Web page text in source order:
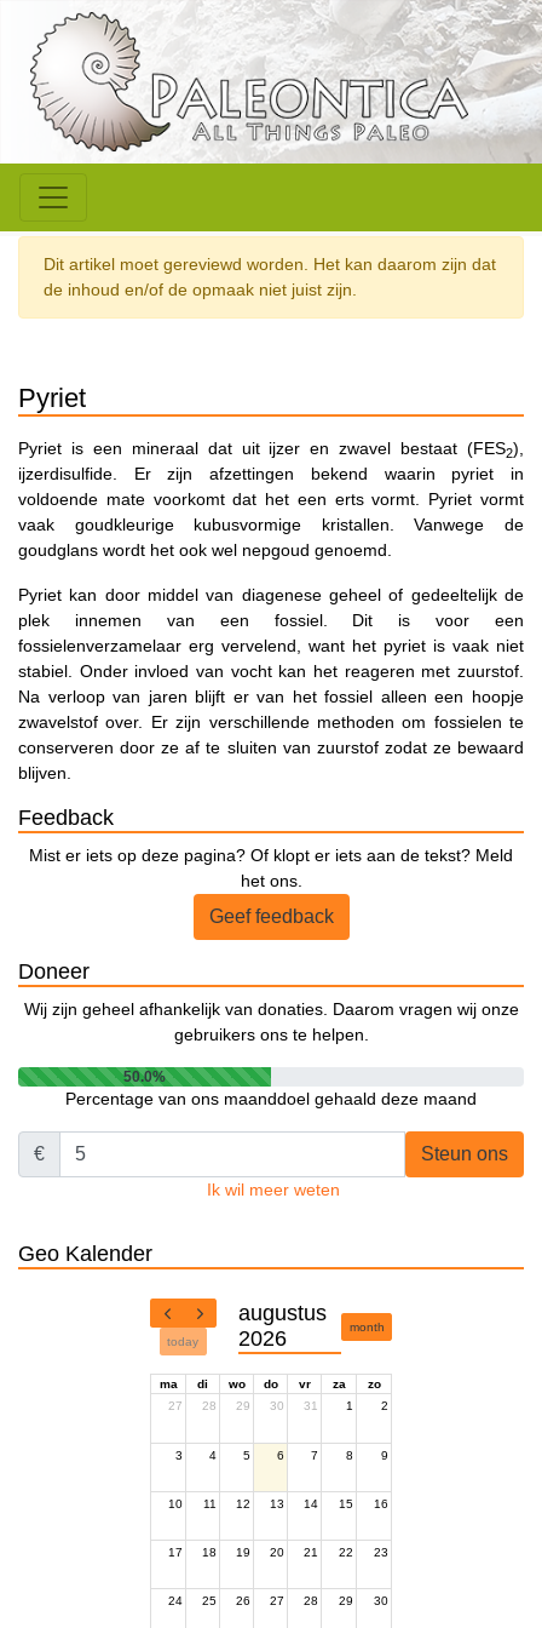
Dit artikel moet gereviewd worden. Het kan daarom zijn dat
de inhoud en/of de opmaak niet juist zijn.
Pyriet
Pyriet is een mineraal dat uit ijzer en zwavel bestaat (FES2),
ijzerdisulfide. Er zijn afzettingen bekend waarin pyriet in
voldoende mate voorkomt dat het een erts vormt. Pyriet vormt
vaak goudkleurige kubusvormige kristallen. Vanwege de
goudglans wordt het ook wel nepgoud genoemd.
Pyriet kan door middel van diagenese geheel of gedeeltelijk de
plek innemen van een fossiel. Dit is voor een
fossielenverzamelaar erg vervelend, want het pyriet is vaak niet
stabiel. Onder invloed van vocht kan het reageren met zuurstof.
Na verloop van jaren blijft er van het fossiel alleen een hoopje
zwavelstof over. Er zijn verschillende methoden om fossielen te
conserveren door ze af te sluiten van zuurstof zodat ze bewaard
blijven.
Feedback
Mist er iets op deze pagina? Of klopt er iets aan de tekst? Meld
het ons.
Geef feedback
Doneer
Wij zijn geheel afhankelijk van donaties. Daarom vragen wij onze
gebruikers ons te helpen.
50.0%
Percentage van ons maanddoel gehaald deze maand
€ Steun ons
Ik wil meer weten
Geo Kalender
today
augustus
2026
month
ma di wo do vr za
zo
27
28 29 30 31 1 2
3 4 5 6 7 8 9
10 11 12 13 14 15 16
17 18 19 20 21 22 23
24 25 26 27 28 29 30